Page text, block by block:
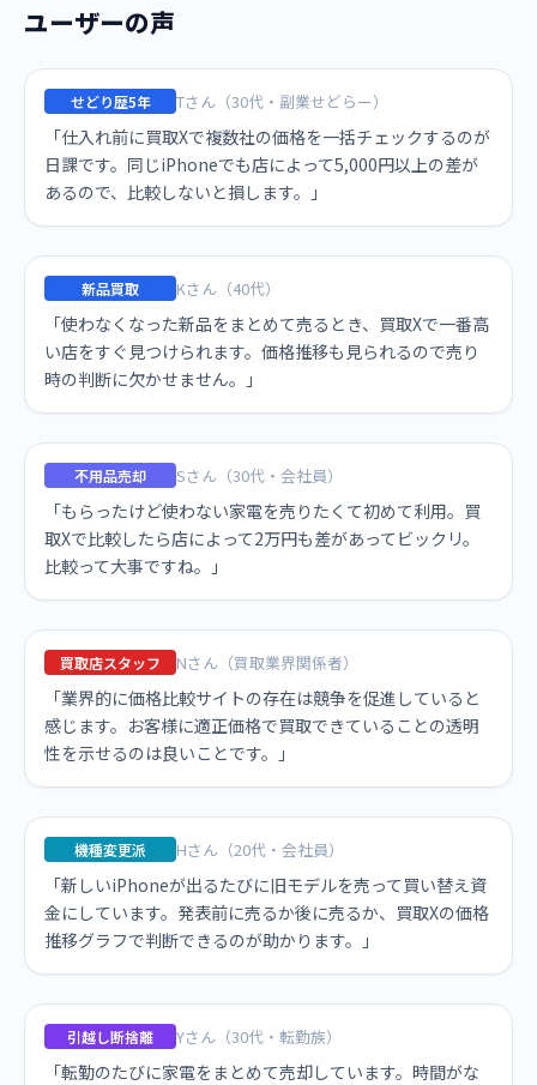
ユーザーの声
せどり歴5年 Tさん（30代・副業せどらー）
「仕入れ前に買取Xで複数社の価格を一括チェックするのが
日課です。同じiPhoneでも店によって5,000円以上の差が
あるので、比較しないと損します。」
新品買取 Kさん（40代）
「使わなくなった新品をまとめて売るとき、買取Xで一番高
い店をすぐ見つけられます。価格推移も見られるので売り
時の判断に欠かせません。」
不用品売却 Sさん（30代・会社員）
「もらったけど使わない家電を売りたくて初めて利用。買
取Xで比較したら店によって2万円も差があってビックリ。
比較って大事ですね。」
買取店スタッフ Nさん（買取業界関係者）
「業界的に価格比較サイトの存在は競争を促進していると
感じます。お客様に適正価格で買取できていることの透明
性を示せるのは良いことです。」
機種変更派 Hさん（20代・会社員）
「新しいiPhoneが出るたびに旧モデルを売って買い替え資
金にしています。発表前に売るか後に売るか、買取Xの価格
推移グラフで判断できるのが助かります。」
引越し断捨離 Yさん（30代・転勤族）
「転勤のたびに家電をまとめて売却しています。時間がな